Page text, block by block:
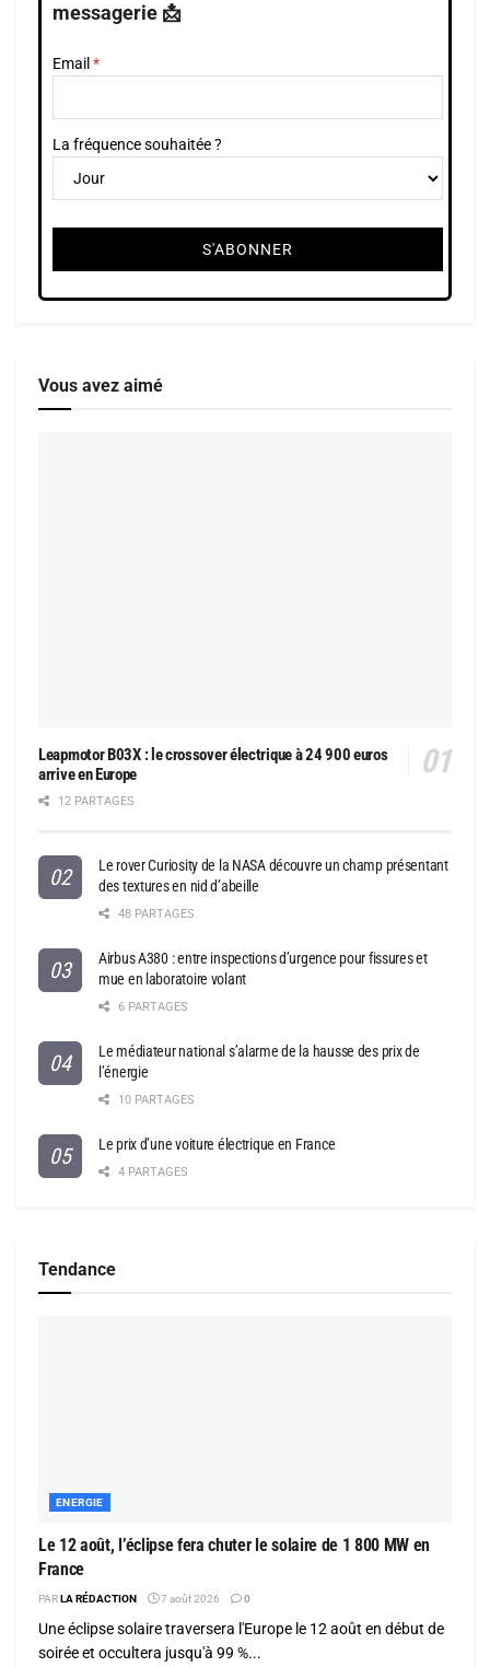
messagerie 📩
Email
La fréquence souhaitée ?
Vous avez aimé
Leapmotor B03X : le crossover électrique à 24 900 euros
arrive en Europe
12 PARTAGES
Le rover Curiosity de la NASA découvre un champ présentant
des textures en nid d’abeille
48 PARTAGES
Airbus A380 : entre inspections d’urgence pour fissures et
mue en laboratoire volant
6 PARTAGES
Le médiateur national s’alarme de la hausse des prix de
l’énergie
10 PARTAGES
Le prix d’une voiture électrique en France
4 PARTAGES
Tendance
ENERGIE
Le 12 août, l’éclipse fera chuter le solaire de 1 800 MW en
France
PARLA RÉDACTION 7 août 2026 0
Une éclipse solaire traversera l'Europe le 12 août en début de
soirée et occultera jusqu'à 99 %...